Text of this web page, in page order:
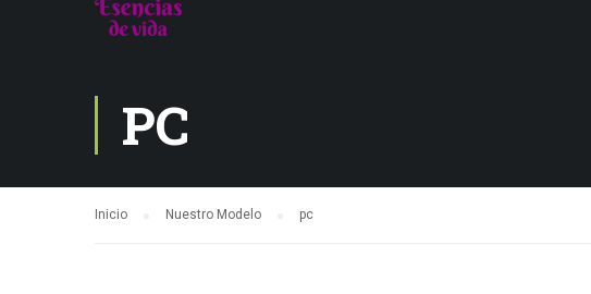
PC
Inicio Nuestro Modelo pc